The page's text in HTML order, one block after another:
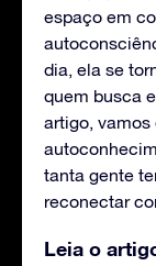
espaço em
dia, ela se
quem busca
artigo,
tanta gente
reconectar
Leia o